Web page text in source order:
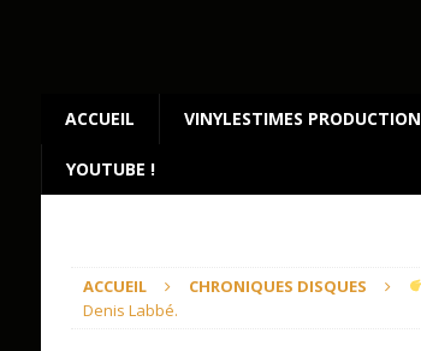
ACCUEIL VINYLESTIMES PRODUCTION
YOUTUBE !
ACCUEIL CHRONIQUES DISQUES
Denis Labbé.